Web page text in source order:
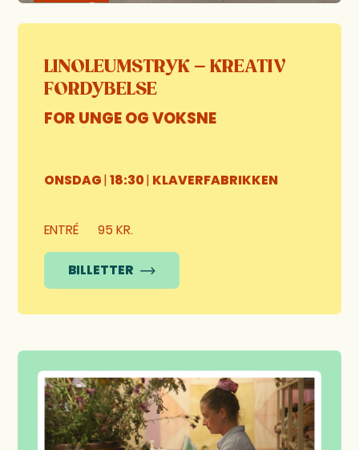
LINOLEUMSTRYK – KREATIV
FORDYBELSE
FOR UNGE OG VOKSNE
ONSDAG| 18:30| KLAVERFABRIKKEN
ENTRÉ 95 KR.
BILLETTER